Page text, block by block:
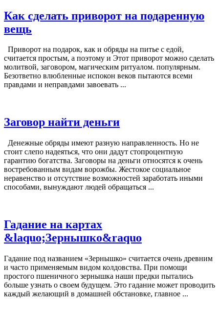
Как сделать приворот на подаренную
вещь
Приворот на подарок, как и обряды на питье с едой,
считается простым, а поэтому и Этот приворот можно сделать
молитвой, заговором, магическим ритуалом. популярным.
Безответно влюбленные испокон веков пытаются всеми
правдами и неправдами завоевать ...
Заговор найти деньги
Денежные обряды имеют разную направленность. Но не
стоит слепо надеяться, что они дадут стопроцентную
гарантию богатства. Заговоры на деньги относятся к очень
востребованным видам ворожбы. Жестокое социальное
неравенство и отсутствие возможностей заработать иными
способами, вынуждают людей обращаться ...
Гадание на картах
&laquo;Зернышко&raquo
Гадание под названием «Зернышко» считается очень древним
и часто применяемым видом колдовства. При помощи
простого пшеничного зернышка наши предки пытались
больше узнать о своем будущем. Это гадание может проводить
каждый желающий в домашней обстановке, главное ...